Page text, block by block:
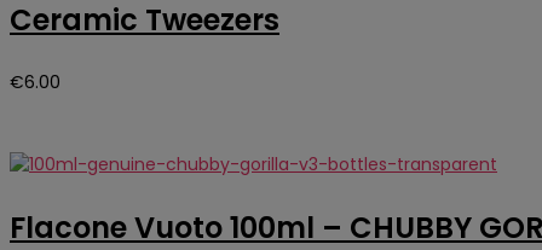
Ceramic Tweezers
€6.00
Flacone Vuoto 100ml – CHUBBY